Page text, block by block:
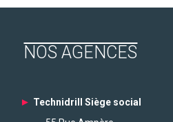
NOS AGENCES
► Technidrill Siège social